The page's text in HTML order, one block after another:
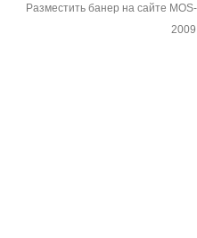
Разместить банер на сайте